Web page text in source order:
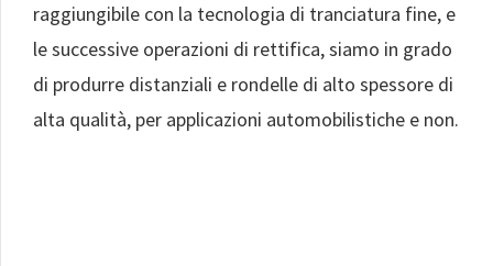
raggiungibile con la tecnologia di tranciatura fine, e
le successive operazioni di rettifica, siamo in grado
di produrre distanziali e rondelle di alto spessore di
alta qualità, per applicazioni automobilistiche e non.